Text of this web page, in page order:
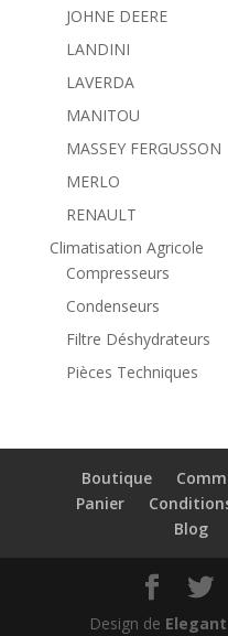
JOHNE DEERE
LANDINI
LAVERDA
MANITOU
MASSEY FERGUSSON
MERLO
RENAULT
Climatisation Agricole
Compresseurs
Condenseurs
Filtre Déshydrateurs
Pièces Techniques
Boutique
Panier
Blog
Design de